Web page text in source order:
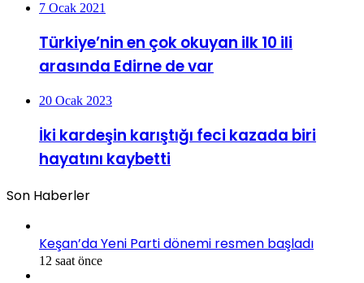
7 Ocak 2021
Türkiye’nin en çok okuyan ilk 10 ili
arasında Edirne de var
20 Ocak 2023
İki kardeşin karıştığı feci kazada biri
hayatını kaybetti
Son Haberler
Keşan’da Yeni Parti dönemi resmen başladı
12 saat önce